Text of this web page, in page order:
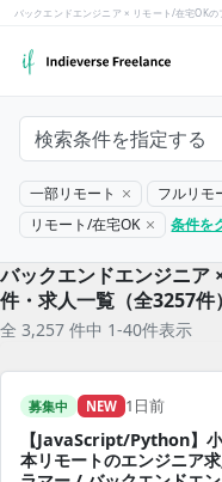
バックエンドエンジニア × リモート/在宅OK
検索条件を指定する
一部リモート フルリモ
リモート/在宅OK
条件を
バックエンドエンジニア
件・求人一覧（全3257件）
全 3,257 件中 1-40件表示
募集中 NEW 1日前
【JavaScript/Python】
本リモートのエンジニア